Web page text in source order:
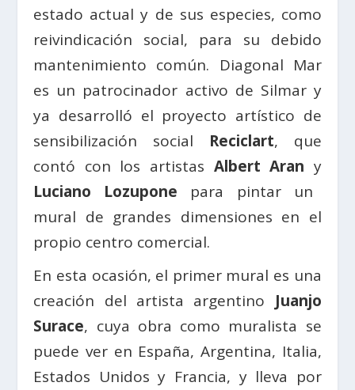
estado actual y de sus especies, como
reivindicación social, para su debido
mantenimiento común. Diagonal Mar
es un patrocinador activo de Silmar y
ya desarrolló el proyecto artístico de
sensibilización social Reciclart, que
contó con los artistas Albert Aran y
Luciano Lozupone para pintar un
mural de grandes dimensiones en el
propio centro comercial.
En esta ocasión, el primer mural es una
creación del artista argentino Juanjo
Surace, cuya obra como muralista se
puede ver en España, Argentina, Italia,
Estados Unidos y Francia, y lleva por